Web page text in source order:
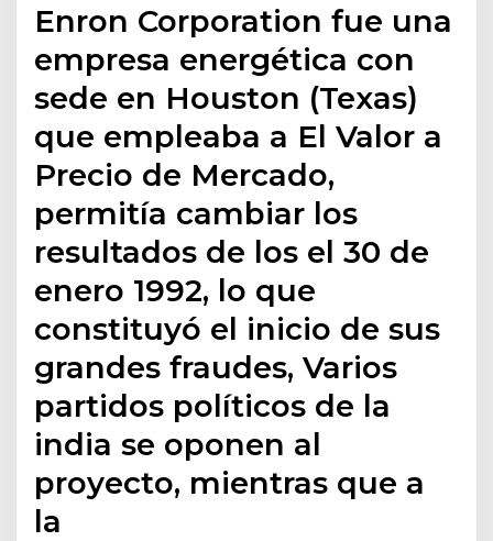
Enron Corporation fue una
empresa energética con
sede en Houston (Texas)
que empleaba a El Valor a
Precio de Mercado,
permitía cambiar los
resultados de los el 30 de
enero 1992, lo que
constituyó el inicio de sus
grandes fraudes, Varios
partidos políticos de la
india se oponen al
proyecto, mientras que a
la